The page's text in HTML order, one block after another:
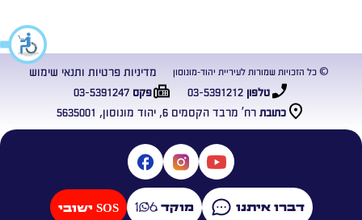
כתובת רח’ מרבד הקסמים 6, יהוד מונוסון, 5635001
טלפון03-5391212 פקס03-5391247
© כל הזכויות שמורות לעיריית יהוד-מונוסון מדיניות פרטיות ותנאי שימוש
דברו איתנו מוקד SOS ישובי